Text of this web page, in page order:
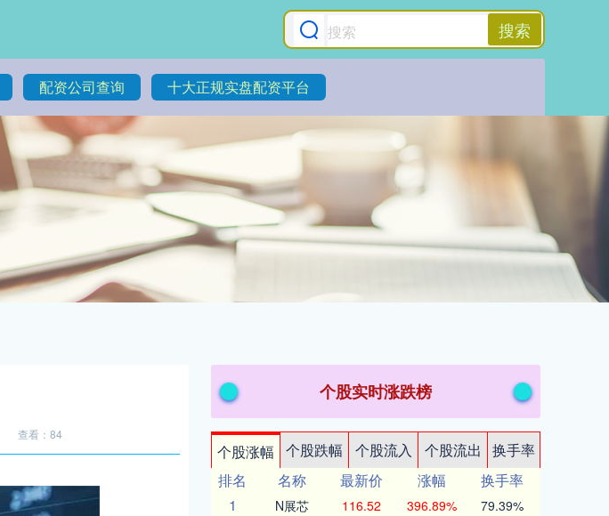
搜索
配资公司查询 十大正规实盘配资平台
查看：84
个股实时涨跌榜
个股涨幅 个股跌幅 个股流入 个股流出
换手率
排名
名称 最新价 涨幅
换手率
1
N展芯 116.52 396.89% 79.39%